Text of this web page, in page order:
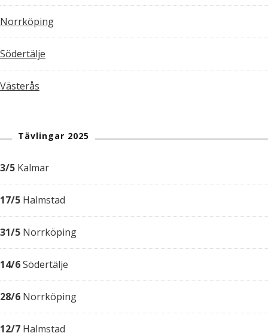
Norrköping
Södertälje
Västerås
Tävlingar 2025
3/5 Kalmar
17/5 Halmstad
31/5 Norrköping
14/6Södertälje
28/6 Norrköping
12/7 Halmstad